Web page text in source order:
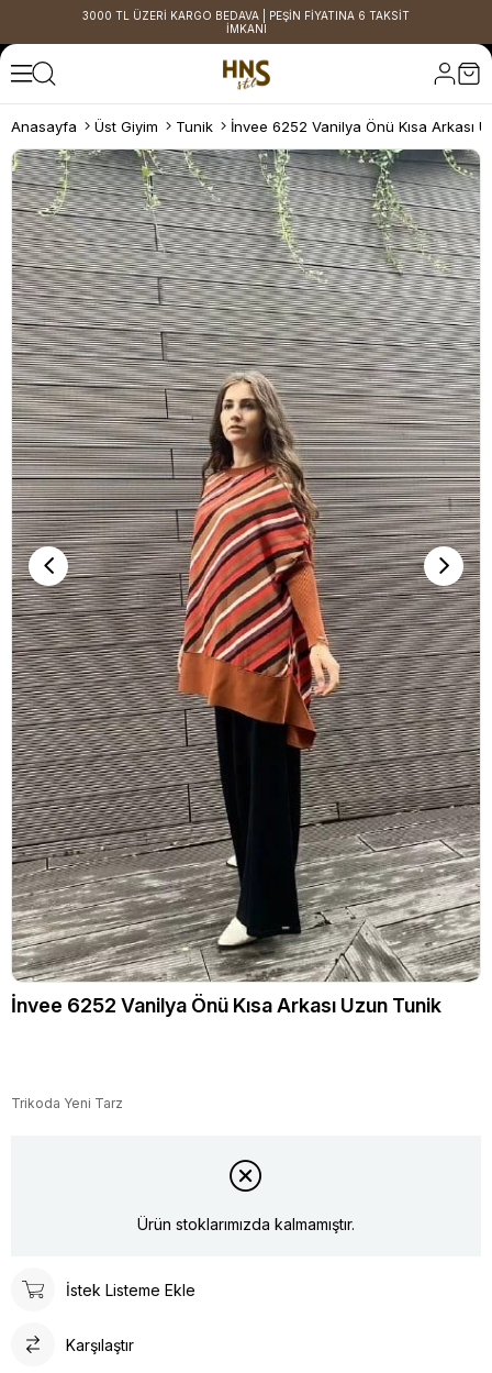
3000 TL ÜZERİ KARGO BEDAVA | PEŞİN FİYATINA 6 TAKSİT
İMKANI
Anasayfa Üst Giyim Tunik İnvee 6252 Vanilya Önü Kısa Arkası
İnvee 6252 Vanilya Önü Kısa Arkası Uzun Tunik
Trikoda Yeni Tarz
Ürün stoklarımızda kalmamıştır.
İstek Listeme Ekle
Karşılaştır